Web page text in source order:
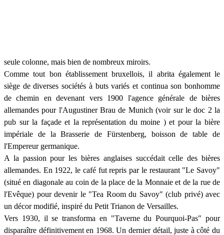
seule colonne, mais bien de nombreux miroirs.
Comme tout bon établissement bruxellois, il abrita également le
siège de diverses sociétés à buts variés et continua son bonhomme
de chemin en devenant vers 1900 l'agence générale de bières
allemandes pour l'Augustiner Brau de Munich (voir sur le doc 2 la
pub sur la façade et la représentation du moine ) et pour la bière
impériale de la Brasserie de Fürstenberg, boisson de table de
l'Empereur germanique.
A la passion pour les bières anglaises succédait celle des bières
allemandes. En 1922, le café fut repris par le restaurant "Le Savoy"
(situé en diagonale au coin de la place de la Monnaie et de la rue de
l'Evêque) pour devenir le "Tea Room du Savoy" (club privé) avec
un décor modifié, inspiré du Petit Trianon de Versailles.
Vers 1930, il se transforma en "Taverne du Pourquoi-Pas" pour
disparaître définitivement en 1968. Un dernier détail, juste à côté du